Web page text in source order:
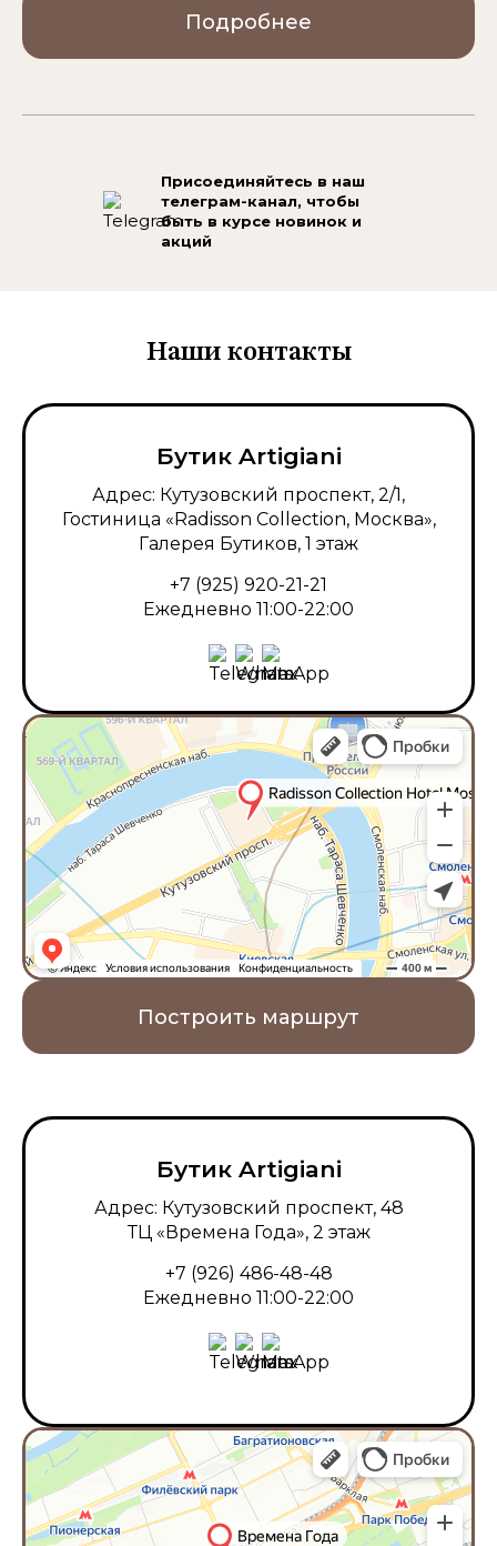
Подробнее
Присоединяйтесь в наш
телеграм-канал, чтобы
быть в курсе новинок и
акций
Наши контакты
Бутик Artigiani
Адрес: Кутузовский проспект, 2/1,
Гостиница «Radisson Collection, Москва»,
Галерея Бутиков, 1 этаж
+7 (925) 920-21-21
Ежедневно 11:00-22:00
Построить маршрут
Бутик Artigiani
Адрес: Кутузовский проспект, 48
ТЦ «Времена Года», 2 этаж
+7 (926) 486-48-48
Ежедневно 11:00-22:00